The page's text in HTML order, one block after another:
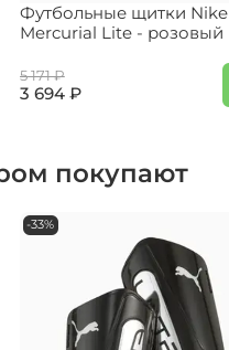
Футбольные щитки Nike
Mercurial Lite - розовый
5 171 ₽
3 694 ₽
покупают
-33%